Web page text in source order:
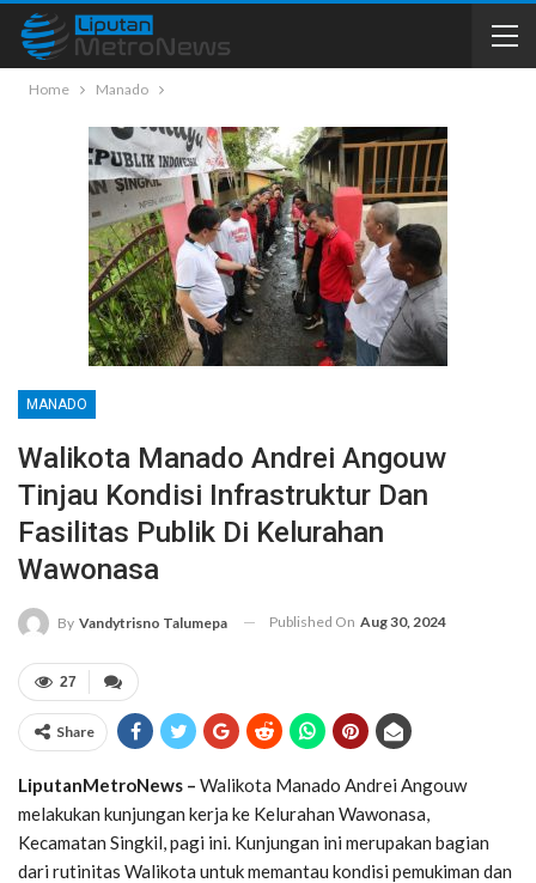
Home Manado
MANADO
Walikota Manado Andrei Angouw
Tinjau Kondisi Infrastruktur Dan
Fasilitas Publik Di Kelurahan
Wawonasa
By Vandytrisno Talumepa Published On Aug 30, 2024
27
Share
LiputanMetroNews – Walikota Manado Andrei Angouw
melakukan kunjungan kerja ke Kelurahan Wawonasa,
Kecamatan Singkil, pagi ini. Kunjungan ini merupakan bagian
dari rutinitas Walikota untuk memantau kondisi pemukiman dan